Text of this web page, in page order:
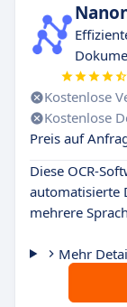
Kostenlose
Kostenlose
Preis auf
Diese OCR-
automatisierte
mehrere
Mehr